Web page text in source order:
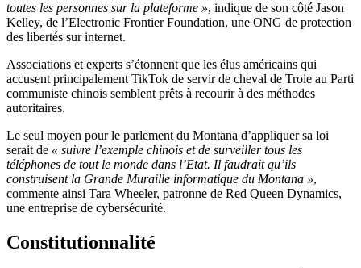
toutes les personnes sur la plateforme », indique de son côté Jason
Kelley, de l’Electronic Frontier Foundation, une ONG de protection
des libertés sur internet.
Associations et experts s’étonnent que les élus américains qui
accusent principalement TikTok de servir de cheval de Troie au Parti
communiste chinois semblent prêts à recourir à des méthodes
autoritaires.
Le seul moyen pour le parlement du Montana d’appliquer sa loi
serait de « suivre l’exemple chinois et de surveiller tous les
téléphones de tout le monde dans l’Etat. Il faudrait qu’ils
construisent la Grande Muraille informatique du Montana »,
commente ainsi Tara Wheeler, patronne de Red Queen Dynamics,
une entreprise de cybersécurité.
Constitutionnalité